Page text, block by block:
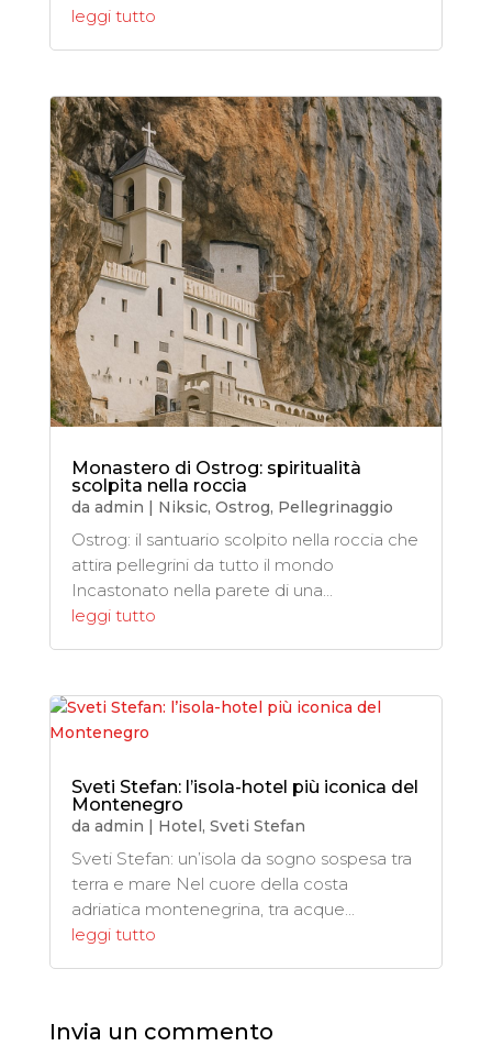
leggi tutto
Monastero di Ostrog: spiritualità
scolpita nella roccia
da admin | Niksic, Ostrog, Pellegrinaggio
Ostrog: il santuario scolpito nella roccia che
attira pellegrini da tutto il mondo
Incastonato nella parete di una...
leggi tutto
Sveti Stefan: l’isola-hotel più iconica del
Montenegro
da admin | Hotel, Sveti Stefan
Sveti Stefan: un’isola da sogno sospesa tra
terra e mare Nel cuore della costa
adriatica montenegrina, tra acque...
leggi tutto
Invia un commento